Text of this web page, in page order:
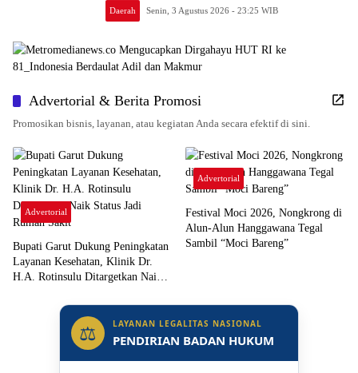
Daerah Senin, 3 Agustus 2026 - 23:25 WIB
Advertorial & Berita Promosi
Promosikan bisnis, layanan, atau kegiatan Anda secara efektif di sini.
Advertorial
Bupati Garut Dukung Peningkatan
Layanan Kesehatan, Klinik Dr.
H.A. Rotinsulu Ditargetkan Naik
Advertorial
Festival Moci 2026, Nongkrong di
Alun-Alun Hanggawana Tegal
Sambil “Moci Bareng”
⚖ LAYANAN LEGALITAS NASIONAL
PENDIRIAN BADAN HUKUM